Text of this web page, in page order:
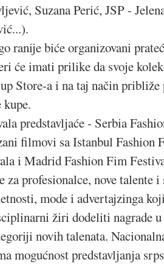
Suzana Perić, JSP -
ranije biće organizovani
će imati prilike da svoje
Store-a i na taj način
kupe.
predstavljaće - Serbia
filmovi sa Istanbul Fashion
i Madrid Fashion Fim
za profesionalce, nove talente
mode i advertajzinga
žiri dodeliti nagrade
novih talenata.
mogućnost predstavljanja